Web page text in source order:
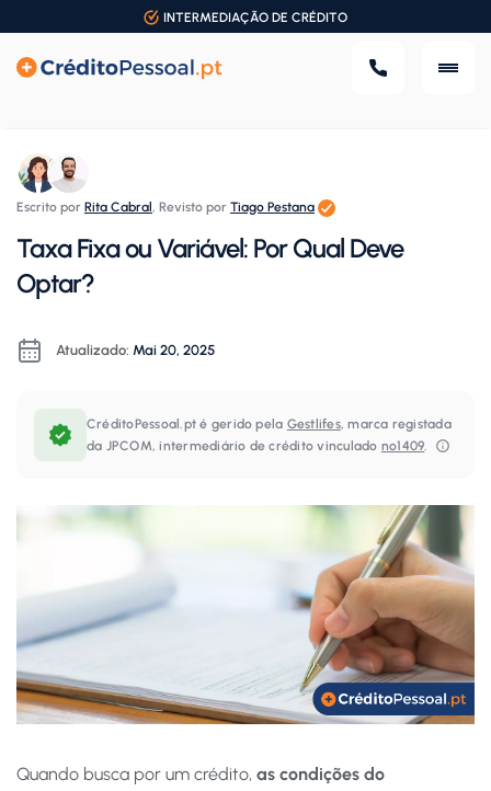
INTERMEDIAÇÃO DE CRÉDITO
Escrito por Rita Cabral , Revisto por Tiago Pestana
Taxa Fixa ou Variável: Por Qual Deve
Optar?
Atualizado: Mai 20, 2025
CréditoPessoal.pt é gerido pela Gestlifes, marca registada
da JPCOM, intermediário de crédito vinculado nº1409.⁠
Quando busca por um crédito, as condições do